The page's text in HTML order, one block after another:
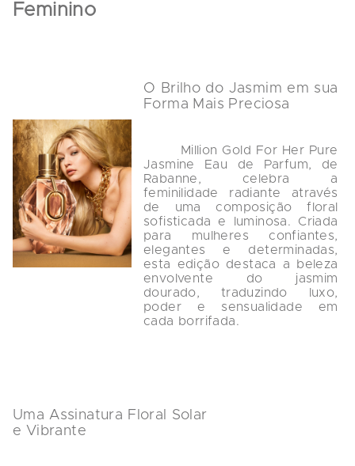
Feminino
O Brilho do Jasmim em sua
Forma Mais Preciosa
Jasmine Eau de Parfum, de
Rabanne, celebra a
feminilidade radiante através
de uma composição floral
sofisticada e luminosa. Criada
para mulheres confiantes,
elegantes e determinadas,
esta edição destaca a beleza
envolvente do jasmim
dourado, traduzindo luxo,
poder e sensualidade em
cada borrifada.
Uma Assinatura Floral Solar
e Vibrante